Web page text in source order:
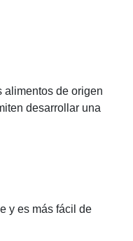
alimentos de origen
desarrollar una
y es más fácil de